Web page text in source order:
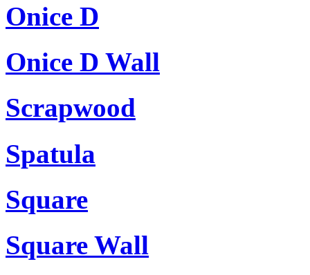
Onice D
Onice D Wall
Scrapwood
Spatula
Square
Square Wall